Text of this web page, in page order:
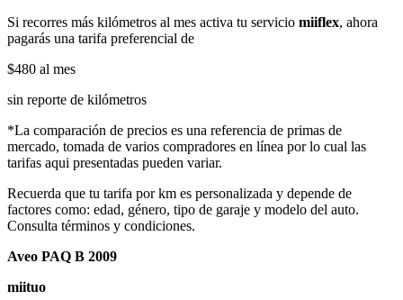
Si recorres más kilómetros al mes activa tu servicio miiflex, ahora
pagarás una tarifa preferencial de
$480 al mes
sin reporte de kilómetros
*La comparación de precios es una referencia de primas de
mercado, tomada de varios compradores en línea por lo cual las
tarifas aqui presentadas pueden variar.
Recuerda que tu tarifa por km es personalizada y depende de
factores como: edad, género, tipo de garaje y modelo del auto.
Consulta términos y condiciones.
Aveo PAQ B 2009
miituo